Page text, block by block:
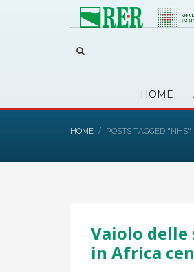
HOME
HOME POSTS TAGGED "NHS"
Vaiolo delle
in Africa